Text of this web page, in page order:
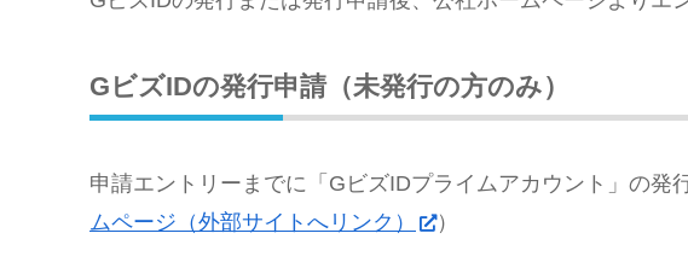
GビズIDの発行申請（未発行の方のみ）
申請エントリーまでに「GビズIDプライムアカウント」の発
ムページ（外部サイトへリンク）
）